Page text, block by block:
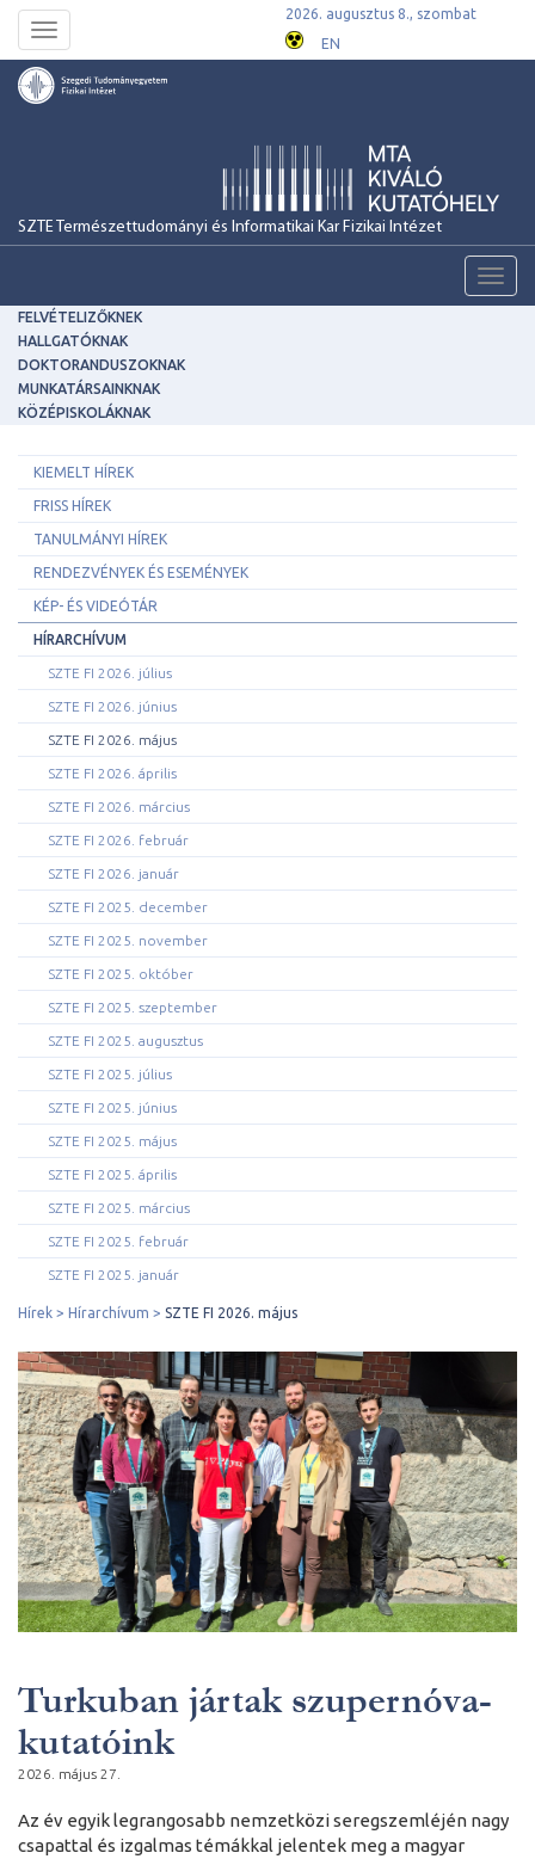
Toggle
navigation
2026. augusztus 8., szombat
EN
SZTE Természettudományi és Informatikai Kar Fizikai Intézet
FELVÉTELIZŐKNEK
HALLGATÓKNAK
DOKTORANDUSZOKNAK
MUNKATÁRSAINKNAK
KÖZÉPISKOLÁKNAK
KIEMELT HÍREK
FRISS HÍREK
TANULMÁNYI HÍREK
RENDEZVÉNYEK ÉS ESEMÉNYEK
KÉP- ÉS VIDEÓTÁR
HÍRARCHÍVUM
SZTE FI 2026. július
SZTE FI 2026. június
SZTE FI 2026. május
SZTE FI 2026. április
SZTE FI 2026. március
SZTE FI 2026. február
SZTE FI 2026. január
SZTE FI 2025. december
SZTE FI 2025. november
SZTE FI 2025. október
SZTE FI 2025. szeptember
SZTE FI 2025. augusztus
SZTE FI 2025. július
SZTE FI 2025. június
SZTE FI 2025. május
SZTE FI 2025. április
SZTE FI 2025. március
SZTE FI 2025. február
SZTE FI 2025. január
Hírek Hírarchívum SZTE FI 2026. május
Turkuban jártak szupernóva-
kutatóink
2026. május 27.
Az év egyik legrangosabb nemzetközi seregszemléjén nagy
csapattal és izgalmas témákkal jelentek meg a magyar